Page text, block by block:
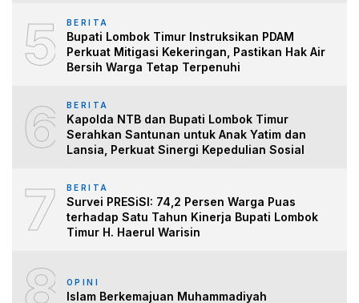
5 BERITA
Bupati Lombok Timur Instruksikan PDAM
Perkuat Mitigasi Kekeringan, Pastikan Hak Air
Bersih Warga Tetap Terpenuhi
6 BERITA
Kapolda NTB dan Bupati Lombok Timur
Serahkan Santunan untuk Anak Yatim dan
Lansia, Perkuat Sinergi Kepedulian Sosial
7 BERITA
Survei PRESiSI: 74,2 Persen Warga Puas
terhadap Satu Tahun Kinerja Bupati Lombok
Timur H. Haerul Warisin
8 OPINI
Islam Berkemajuan Muhammadiyah